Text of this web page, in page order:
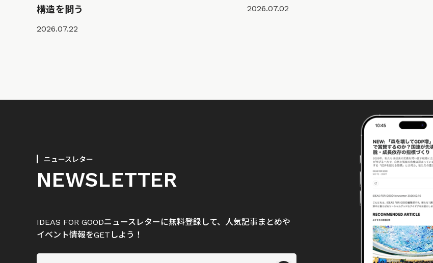
構造を問う
2026.07.22
2026.07.02
ニュースレター
NEWSLETTER
IDEAS FOR GOODニュースレターに無料登録して、人気記事まとめや
イベント情報をGETしよう！